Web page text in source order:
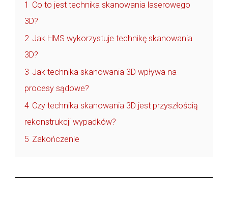
1 Co to jest technika skanowania laserowego
3D?
2 Jak HMS wykorzystuje technikę skanowania
3D?
3 Jak technika skanowania 3D wpływa na
procesy sądowe?
4 Czy technika skanowania 3D jest przyszłością
rekonstrukcji wypadków?
5 Zakończenie